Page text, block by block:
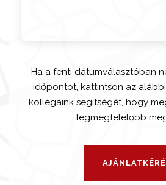
Ha a fenti dátumválasztóban
időpontot, kattintson az
kollégáink segítségét, hogy
legmegfelelőbb